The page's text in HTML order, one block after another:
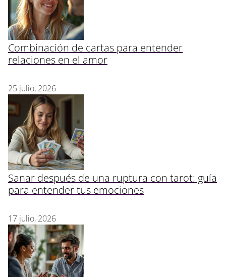
Combinación de cartas para entender
relaciones en el amor
25 julio, 2026
Sanar después de una ruptura con tarot: guía
para entender tus emociones
17 julio, 2026